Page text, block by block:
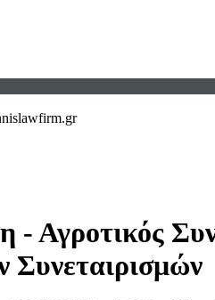
Αγροτικός
Συνεταιρισμών